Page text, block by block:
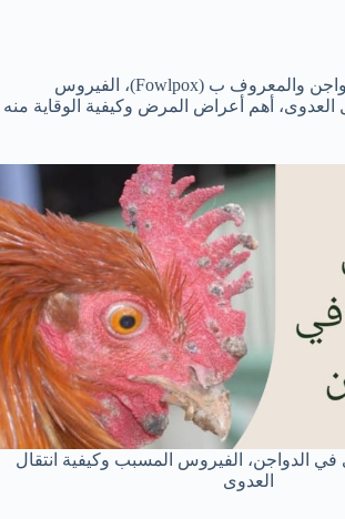
مرض الجدري في الدواجن والمعروف ب (Fowlpox)، الفيروس
العدوى، أهم أعراض المرض وكيفية الوقاية منه
الدواجن، الفيروس المسبب وكيفية انتقال
العدوى